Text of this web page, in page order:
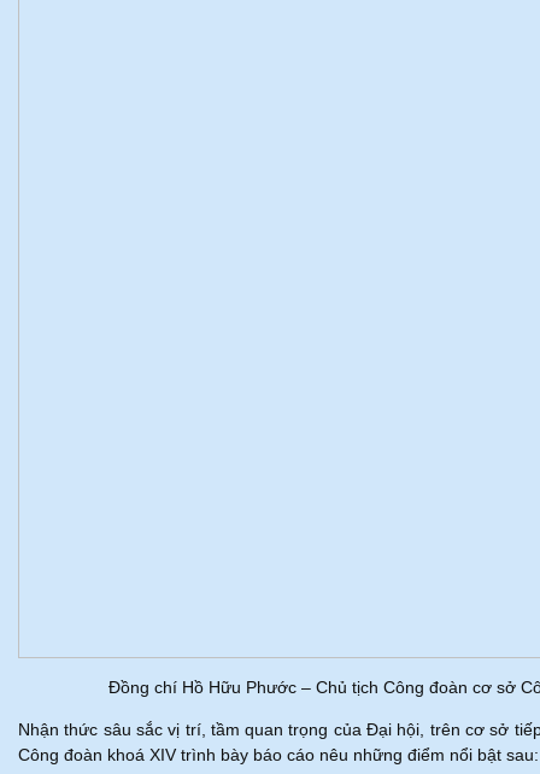
Đồng chí Hồ Hữu Phước – Chủ tịch Công đoàn cơ sở
Nhận thức sâu sắc vị trí, tầm quan trọng của Đại hội, trên cơ sở
Công đoàn khoá XIV trình bày báo cáo nêu những điểm nổi bật sau: